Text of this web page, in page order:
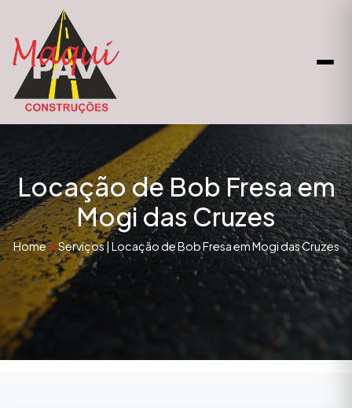
Locação de Bob Fresa em
Mogi das Cruzes
Home Serviços| Locação de Bob Fresa em Mogi das Cruzes